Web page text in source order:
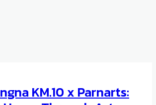
KM.10 x Parnarts: